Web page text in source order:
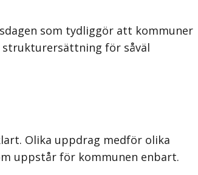
som tydliggör att kommuner
strukturersättning för såväl
Olika uppdrag medför olika
uppstår för kommunen enbart.